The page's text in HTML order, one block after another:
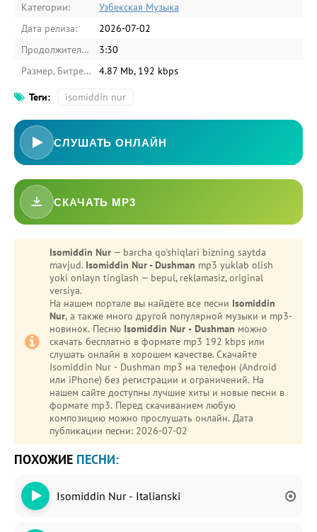
Категории:
Узбекская Музыка
Дата релиза:
2026-07-02
Продолжительность:
3:30
Размер, Битрейт:
4.87 Mb, 192 kbps
Теги: isomiddin nur
СЛУШАТЬ ОНЛАЙН
СКАЧАТЬ MP3
Isomiddin Nur — barcha qo'shiqlari bizning saytda
mavjud. Isomiddin Nur - Dushman mp3 yuklab olish
yoki onlayn tinglash — bepul, reklamasiz, original
versiya.
На нашем портале вы найдёте все песни Isomiddin
Nur, а также много другой популярной музыки и mp3-
новинок. Песню Isomiddin Nur - Dushman можно
скачать бесплатно в формате mp3 192 kbps или
слушать онлайн в хорошем качестве. Скачайте
Isomiddin Nur - Dushman mp3 на телефон (Android
или iPhone) без регистрации и ограничений. На
нашем сайте доступны лучшие хиты и новые песни в
формате mp3. Перед скачиванием любую
композицию можно прослушать онлайн. Дата
публикации песни: 2026-07-02
ПОХОЖИЕ ПЕСНИ:
Isomiddin Nur - Italianski
Bezori
Oshiq edim